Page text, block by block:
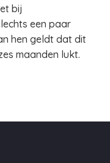
bij
een paar
hen geldt dat dit
maanden lukt.